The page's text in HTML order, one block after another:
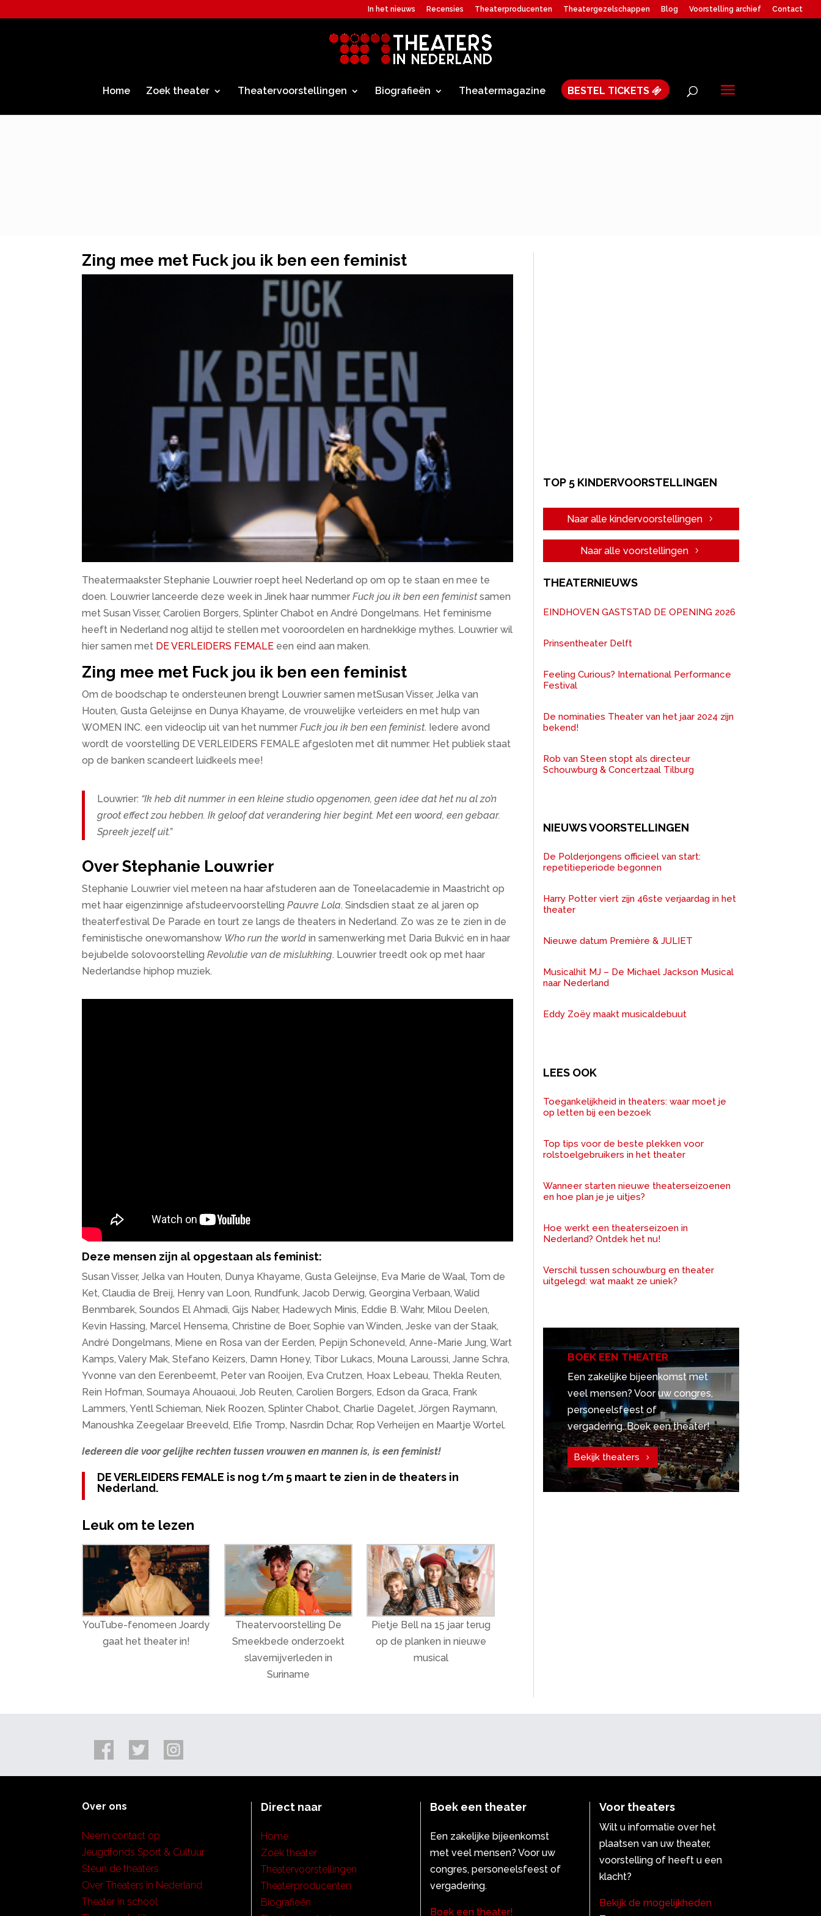
In het nieuws Recensies Theaterproducenten Theatergezelschappen Blog Voorstelling archief Contact
Home Zoek theater Theatervoorstellingen Biografieën Theatermagazine BESTEL TICKETS
Zing mee met Fuck jou ik ben een feminist
Theatermaakster Stephanie Louwrier roept heel Nederland op om op te staan en mee te
doen. Louwrier lanceerde deze week in Jinek haar nummerFuck jou ik ben een feministsamen
met Susan Visser, Carolien Borgers, Splinter Chabot en André Dongelmans. Het feminisme
heeft in Nederland nog altijd te stellen met vooroordelen en hardnekkige mythes. Louwrier wil
hier samen met DE VERLEIDERS FEMALE een eind aan maken.
Zing mee met Fuck jou ik ben een feminist
Om de boodschap te ondersteunen brengt Louwrier samen metSusan Visser, Jelka van
Houten, Gusta Geleijnse en Dunya Khayame, de vrouwelijke verleiders en met hulp van
WOMEN INC. een videoclip uit van het nummerFuck jou ik ben een feminist. Iedere avond
wordt de voorstelling DE VERLEIDERS FEMALE afgesloten met dit nummer. Het publiek staat
op de banken scandeert luidkeels mee!
Louwrier: “Ik heb dit nummer in een kleine studio opgenomen, geen idee dat het nu al zo’n
groot effect zou hebben. Ik geloof dat verandering hier begint. Met een woord, een gebaar.
Spreek jezelf uit.”
Over Stephanie Louwrier
Stephanie Louwrier viel meteen na haar afstuderen aan de Toneelacademie in Maastricht op
met haar eigenzinnige afstudeervoorstellingPauvre Lola. Sindsdien staat ze al jaren op
theaterfestival De Parade en tourt ze langs de theaters in Nederland. Zo was ze te zien in de
feministische onewomanshow Who run the world in samenwerking met Daria Bukvić en in haar
bejubelde solovoorstellingRevolutie van de mislukking. Louwrier treedt ook op met haar
Nederlandse hiphop muziek.
Deze mensen zijn al opgestaan als feminist:
Susan Visser, Jelka van Houten, Dunya Khayame, Gusta Geleijnse, Eva Marie de Waal, Tom de
Ket, Claudia de Breij, Henry van Loon, Rundfunk, Jacob Derwig, Georgina Verbaan, Walid
Benmbarek, Soundos El Ahmadi, Gijs Naber, Hadewych Minis, Eddie B. Wahr, Milou Deelen,
Kevin Hassing, Marcel Hensema, Christine de Boer, Sophie van Winden, Jeske van der Staak,
André Dongelmans, Miene en Rosa van der Eerden, Pepijn Schoneveld, Anne-Marie Jung, Wart
Kamps, Valery Mak, Stefano Keizers, Damn Honey, Tibor Lukacs, Mouna Laroussi, Janne Schra,
Yvonne van den Eerenbeemt, Peter van Rooijen, Eva Crutzen, Hoax Lebeau, Thekla Reuten,
Rein Hofman, Soumaya Ahouaoui, Job Reuten, Carolien Borgers, Edson da Graca, Frank
Lammers, Yentl Schieman, Niek Roozen, Splinter Chabot, Charlie Dagelet, Jörgen Raymann,
Manoushka Zeegelaar Breeveld, Elfie Tromp, Nasrdin Dchar, Rop Verheijen en Maartje Wortel.
Iedereen die voor gelijke rechten tussen vrouwen en mannen is, is een feminist!
DE VERLEIDERS FEMALE is nog t/m 5 maart te zien in de theaters in
Nederland.
Leuk om te lezen
YouTube-fenomeen Joardy
gaat het theater in!
Theatervoorstelling De
Smeekbede onderzoekt
slavernijverleden in
Suriname
Pietje Bell na 15 jaar terug
op de planken in nieuwe
musical
TOP 5 KINDERVOORSTELLINGEN
Naar alle kindervoorstellingen
Naar alle voorstellingen
THEATERNIEUWS
EINDHOVEN GASTSTAD DE OPENING 2026
Prinsentheater Delft
Feeling Curious? International Performance
Festival
De nominaties Theater van het jaar 2024 zijn
bekend!
Rob van Steen stopt als directeur
Schouwburg & Concertzaal Tilburg
NIEUWS VOORSTELLINGEN
De Polderjongens officieel van start:
repetitieperiode begonnen
Harry Potter viert zijn 46ste verjaardag in het
theater
Nieuwe datum Première & JULIET
Musicalhit MJ – De Michael Jackson Musical
naar Nederland
Eddy Zoëy maakt musicaldebuut
LEES OOK
Toegankelijkheid in theaters: waar moet je
op letten bij een bezoek
Top tips voor de beste plekken voor
rolstoelgebruikers in het theater
Wanneer starten nieuwe theaterseizoenen
en hoe plan je je uitjes?
Hoe werkt een theaterseizoen in
Nederland? Ontdek het nu!
Verschil tussen schouwburg en theater
uitgelegd: wat maakt ze uniek?
BOEK EEN THEATER
Een zakelijke bijeenkomst met
veel mensen? Voor uw congres,
personeelsfeest of
vergadering. Boek een theater!
Bekijk theaters
Over ons
Neem contact op
Jeugdfonds Sport & Cultuur
Steun de theaters
Over Theaters in Nederland
Theater in school
Direct naar
Home
Zoek theater
Theatervoorstellingen
Theaterproducenten
Biografieën
Boek een theater
Een zakelijke bijeenkomst
met veel mensen? Voor uw
congres, personeelsfeest of
vergadering.
Boek een theater!
Voor theaters
Wilt u informatie over het
plaatsen van uw theater,
voorstelling of heeft u een
klacht?
Bekijk de mogelijkheden